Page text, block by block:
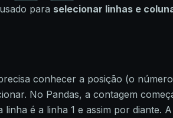
para selecionar linhas e
conhecer a posição (o
No Pandas, a contagem
é a linha 1 e assim por diante.